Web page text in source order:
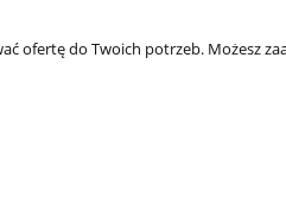
Polityka
ofertę do Twoich potrzeb. Możesz